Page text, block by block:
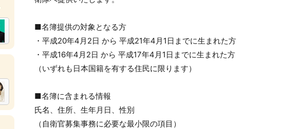
■名簿提供の対象となる方
・平成20年4月2日 から 平成21年4月1日までに生まれた方
・平成16年4月2日 から 平成17年4月1日までに生まれた方
（いずれも日本国籍を有する住民に限ります）
■名簿に含まれる情報
氏名、住所、生年月日、性別
（自衛官募集事務に必要な最小限の項目）